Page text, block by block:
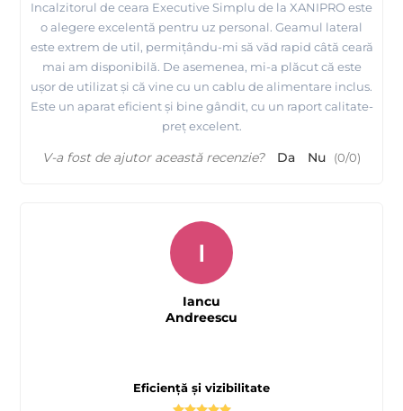
Incalzitorul de ceara Executive Simplu de la XANIPRO este
o alegere excelentă pentru uz personal. Geamul lateral
este extrem de util, permițându-mi să văd rapid câtă ceară
mai am disponibilă. De asemenea, mi-a plăcut că este
ușor de utilizat și că vine cu un cablu de alimentare inclus.
Este un aparat eficient și bine gândit, cu un raport calitate-
preț excelent.
V-a fost de ajutor această recenzie? Da Nu (0/0)
Eficiență și vizibilitate
I
Iancu
Andreescu